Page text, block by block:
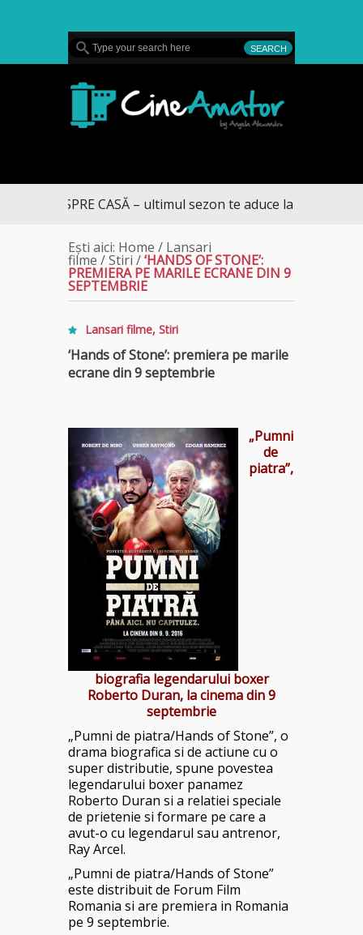
SPRE CASĂ – ultimul sezon te aduce la DIVA
Ești aici: Home / Lansari
filme /Stiri /‘HANDS OF STONE’:
PREMIERA PE MARILE ECRANE DIN 9
SEPTEMBRIE
Lansari filme, Stiri
‘Hands of Stone’: premiera pe marile
ecrane din 9 septembrie
„Pumni
de
piatra”,
biografia legendarului boxer
Roberto Duran, la cinema din 9
septembrie
„Pumni de piatra/Hands of Stone”, o
drama biografica si de actiune cu o
super distributie, spune povestea
legendarului boxer panamez
Roberto Duran si a relatiei speciale
de prietenie si formare pe care a
avut-o cu legendarul sau antrenor,
Ray Arcel.
„Pumni de piatra/Hands of Stone”
este distribuit de Forum Film
Romania si are premiera in Romania
pe 9 septembrie.